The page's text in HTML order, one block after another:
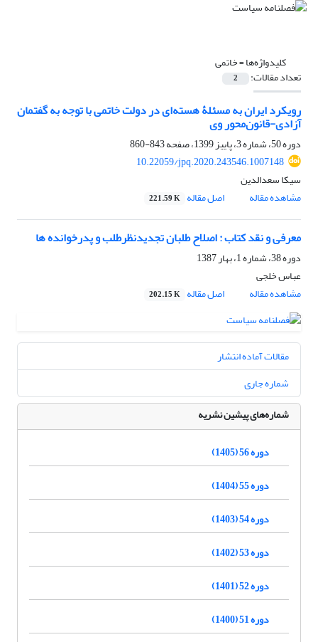
کلیدواژه‌ها =خاتمی
تعداد مقالات: 2
رویکرد ایران به مسئلۀ هسته‌ای در دولت خاتمی با توجه به گفتمان
آزادی-قانون‌محور وی
دوره 50، شماره 3، پاییز 1399، صفحه
843-860
10.22059/jpq.2020.243546.1007148
سیکا سعدالدین
مشاهده مقاله
اصل مقاله 221.59 K
معرفی و نقد کتاب : اصلاح طلبان تجدیدنظرطلب و پدرخوانده ها
دوره 38، شماره 1، بهار 1387
عباس خلجی
مشاهده مقاله
اصل مقاله 202.15 K
مقالات آماده انتشار
شماره جاری
شماره‌های پیشین نشریه
دوره 56 (1405)
دوره 55 (1404)
دوره 54 (1403)
دوره 53 (1402)
دوره 52 (1401)
دوره 51 (1400)